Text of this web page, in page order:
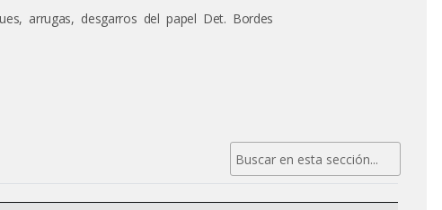
arrugas, desgarros del papel Det. Bordes